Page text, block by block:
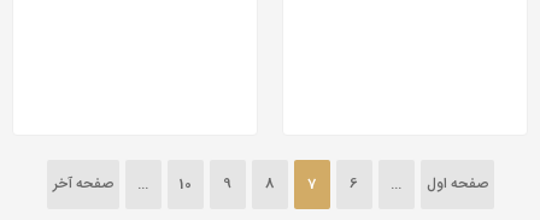
صفحه اول ...
6
7
8
9
10
... صفحه آخر